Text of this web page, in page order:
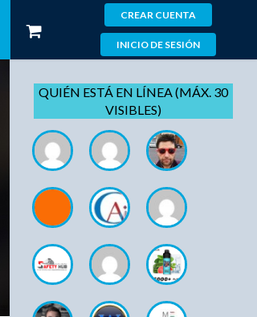
CREAR CUENTA
INICIO DE SESIÓN
QUIÉN ESTÁ EN LÍNEA (MÁX. 30
VISIBLES)